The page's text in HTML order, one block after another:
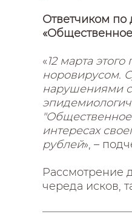
Ответчиком по
«12 марта
норовирусом.
нарушениями
интересах
рублей», –
Рассмотрение
череда исков,